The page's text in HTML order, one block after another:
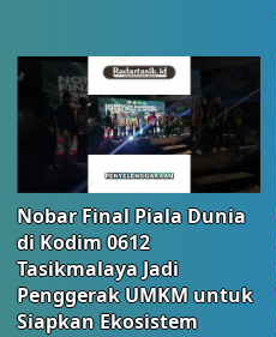
Nobar Final Piala Dunia
di Kodim 0612
Tasikmalaya Jadi
Penggerak UMKM untuk
Siapkan Ekosistem